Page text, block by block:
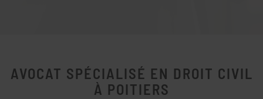
AVOCAT SPÉCIALISÉ EN DROIT CIVIL
À POITIERS